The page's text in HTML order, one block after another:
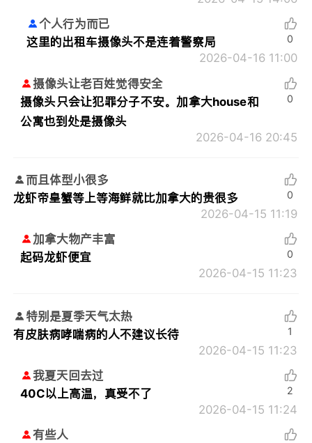
个人行为而已
这里的出租车摄像头不是连着警察局
2026-04-16 11:00
0
摄像头让老百姓觉得安全
摄像头只会让犯罪分子不安。加拿大house和
公寓也到处是摄像头
2026-04-16 20:45
0
而且体型小很多
龙虾帝皇蟹等上等海鲜就比加拿大的贵很多
2026-04-15 11:19
0
加拿大物产丰富
起码龙虾便宜
2026-04-15 11:23
0
特别是夏季天气太热
有皮肤病哮喘病的人不建议长待
2026-04-15 11:23
1
我夏天回去过
40C以上高温，真受不了
2026-04-15 11:24
2
有些人